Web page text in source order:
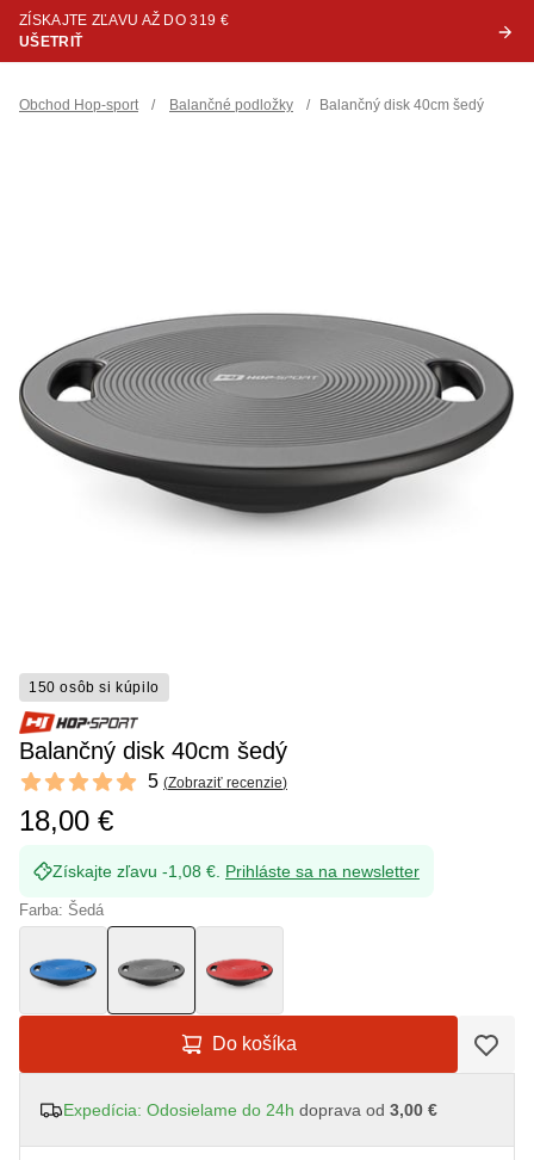
ZÍSKAJTE ZĽAVU AŽ DO 319 €
UŠETRIŤ
Obchod Hop-sport / Balančné podložky / Balančný disk 40cm šedý
150 osôb si kúpilo
Balančný disk 40cm šedý
Reviews
5 out of 5 stars 5 (Zobraziť recenzie)
18,00 €
Získajte zľavu -1,08 €. Prihláste sa na newsletter
Farba: Šedá
Do košíka
Expedícia: Odosielame do 24h doprava od 3,00 €